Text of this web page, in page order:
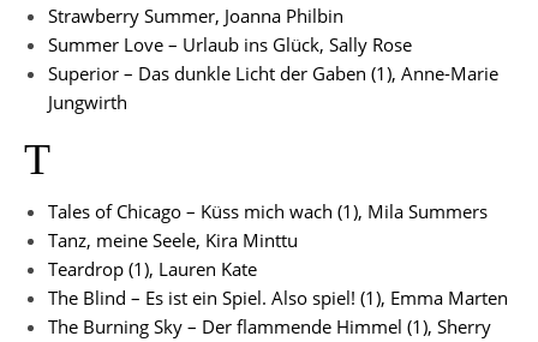
Strawberry Summer, Joanna Philbin
Summer Love – Urlaub ins Glück, Sally Rose
Superior – Das dunkle Licht der Gaben (1), Anne-Marie
Jungwirth
T
Tales of Chicago – Küss mich wach (1), Mila Summers
Tanz, meine Seele, Kira Minttu
Teardrop (1), Lauren Kate
The Blind – Es ist ein Spiel. Also spiel! (1), Emma Marten
The Burning Sky – Der flammende Himmel (1), Sherry